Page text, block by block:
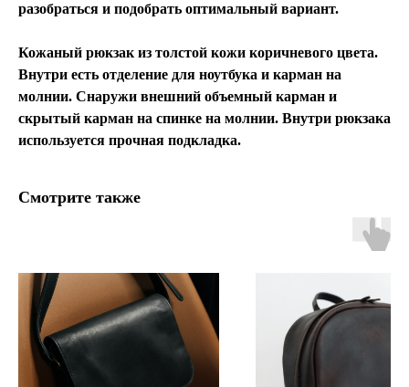
разобраться и подобрать оптимальный вариант.
Кожаный рюкзак из толстой кожи коричневого цвета.
Внутри есть отделение для ноутбука и карман на
молнии. Снаружи внешний объемный карман и
скрытый карман на спинке на молнии. Внутри рюкзака
используется прочная подкладка.
Смотрите также